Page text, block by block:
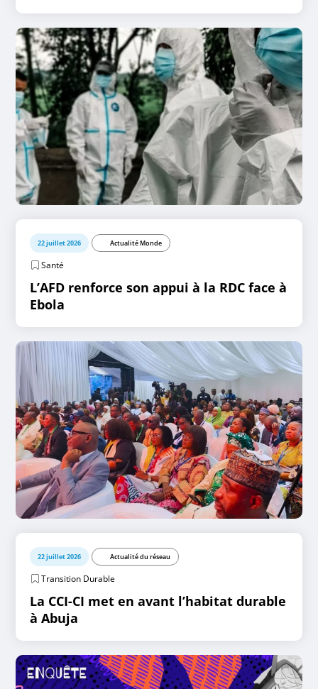
22 juillet 2026 Actualité Monde
Santé
L’AFD renforce son appui à la RDC face à
Ebola
22 juillet 2026 Actualité du réseau
Transition Durable
La CCI-CI met en avant l’habitat durable
à Abuja